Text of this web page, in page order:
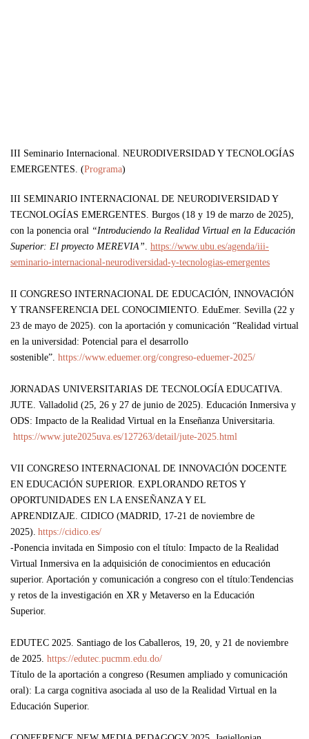
III Seminario Internacional. NEURODIVERSIDAD Y TECNOLOGÍAS
EMERGENTES. (Programa)
III SEMINARIO INTERNACIONAL DE NEURODIVERSIDAD Y
TECNOLOGÍAS EMERGENTES. Burgos (18 y 19 de marzo de 2025),
con la ponencia oral “Introduciendo la Realidad Virtual en la Educación
Superior: El proyecto MEREVIA” https://www.ubu.es/agenda/iii-
seminario-internacional-neurodiversidad-y-tecnologias-emergentes
II CONGRESO INTERNACIONAL DE EDUCACIÓN, INNOVACIÓN
Y TRANSFERENCIA DEL CONOCIMIENTO EduEmer. Sevilla (22 y
23 de mayo de 2025). con la aportación y comunicación “Realidad virtual
en la universidad: Potencial para el desarrollo
sostenible”. https://www.eduemer.org/congreso-eduemer-2025/
JORNADAS UNIVERSITARIAS DE TECNOLOGÍA EDUCATIVA.
JUTE. Valladolid (25, 26 y 27 de junio de 2025). Educación Inmersiva y
ODS: Impacto de la Realidad Virtual en la Enseñanza Universitaria.
https://www.jute2025uva.es/127263/detail/jute-2025.html
VII CONGRESO INTERNACIONAL DE INNOVACIÓN DOCENTE
EN EDUCACIÓN SUPERIOR. EXPLORANDO RETOS Y
OPORTUNIDADES EN LA ENSEÑANZA Y EL
APRENDIZAJE CIDICO (MADRID, 17-21 de noviembre de
2025). https://cidico.es/
-Ponencia invitada en Simposio con el título: Impacto de la Realidad
Virtual Inmersiva en la adquisición de conocimientos en educación
superior. Aportación y comunicación a congreso con el título:Tendencias
y retos de la investigación en XR y Metaverso en la Educación
Superior.
EDUTEC 2025. Santiago de los Caballeros, 19, 20, y 21 de noviembre
de 2025. https://edutec.pucmm.edu.do/
Título de la aportación a congreso (Resumen ampliado y comunicación
oral): La carga cognitiva asociada al uso de la Realidad Virtual en la
Educación Superior.